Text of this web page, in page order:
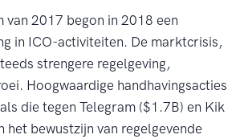
van 2017 begon in 2018 een
in ICO-activiteiten. De marktcrisis,
strengere regelgeving,
Hoogwaardige handhavingsacties
die tegen Telegram ($1.7B) en Kik
het bewustzijn van regelgevende